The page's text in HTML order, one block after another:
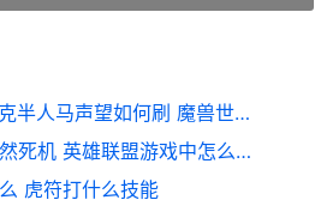
魔兽世界10.0马鲁克半人马声望如何刷 魔兽世界上马
英雄联盟游戏中突然死机 英雄联盟游戏中怎么返回桌面
虎符打什么技能